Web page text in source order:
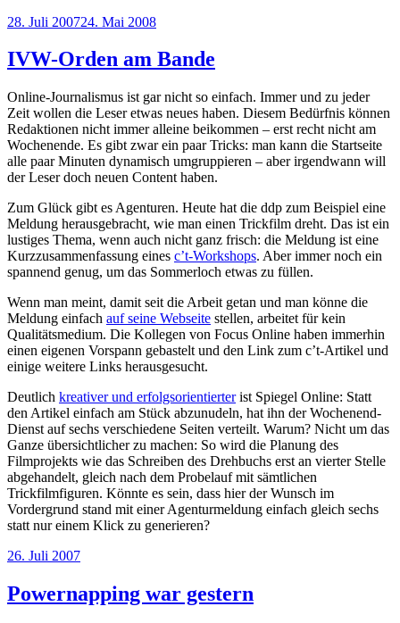
Veröffentlicht
28. Juli 200724. Mai 2008
IVW-Orden am Bande
Online-Journalismus ist gar nicht so einfach. Immer und zu jeder
Zeit wollen die Leser etwas neues haben. Diesem Bedürfnis können
Redaktionen nicht immer alleine beikommen – erst recht nicht am
Wochenende. Es gibt zwar ein paar Tricks: man kann die Startseite
alle paar Minuten dynamisch umgruppieren – aber irgendwann will
der Leser doch neuen Content haben.
Zum Glück gibt es Agenturen. Heute hat die ddp zum Beispiel eine
Meldung herausgebracht, wie man einen Trickfilm dreht. Das ist ein
lustiges Thema, wenn auch nicht ganz frisch: die Meldung ist eine
Kurzzusammenfassung eines c’t-Workshops. Aber immer noch ein
spannend genug, um das Sommerloch etwas zu füllen.
Wenn man meint, damit seit die Arbeit getan und man könne die
Meldung einfach auf seine Webseite stellen, arbeitet für kein
Qualitätsmedium. Die Kollegen von Focus Online haben immerhin
einen eigenen Vorspann gebastelt und den Link zum c’t-Artikel und
einige weitere Links herausgesucht.
Deutlich kreativer und erfolgsorientierterist Spiegel Online: Statt
den Artikel einfach am Stück abzunudeln, hat ihn der Wochenend-
Dienst auf sechs verschiedene Seiten verteilt. Warum? Nicht um das
Ganze übersichtlicher zu machen: So wird die Planung des
Filmprojekts wie das Schreiben des Drehbuchs erst an vierter Stelle
abgehandelt, gleich nach dem Probelauf mit sämtlichen
Trickfilmfiguren. Könnte es sein, dass hier der Wunsch im
Vordergrund stand mit einer Agenturmeldung einfach gleich sechs
statt nur einem Klick zu generieren?
Veröffentlicht
26. Juli 2007
Powernapping war gestern